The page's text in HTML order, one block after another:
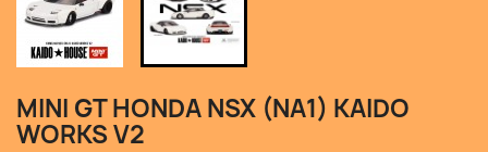
MINI GT HONDA NSX (NA1) KAIDO
WORKS V2